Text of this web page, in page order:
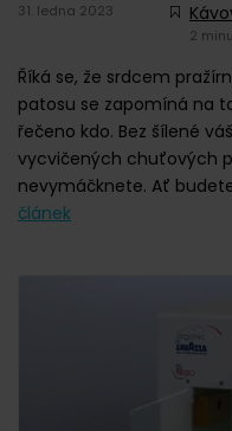
31. ledna 2023
2
Říká se, že srdcem
patosu se zapomíná na
řečeno kdo. Bez šílené
vycvičených chuťových
nevymáčknete. Ať
článek